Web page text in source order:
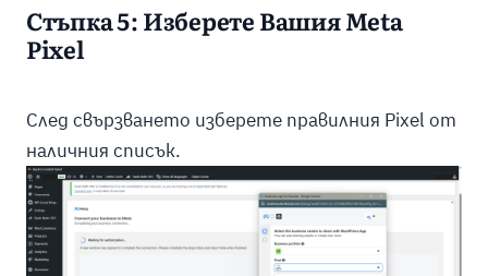
Стъпка 5: Изберете Вашия Meta
Pixel
След свързването изберете правилния Pixel от
наличния списък.